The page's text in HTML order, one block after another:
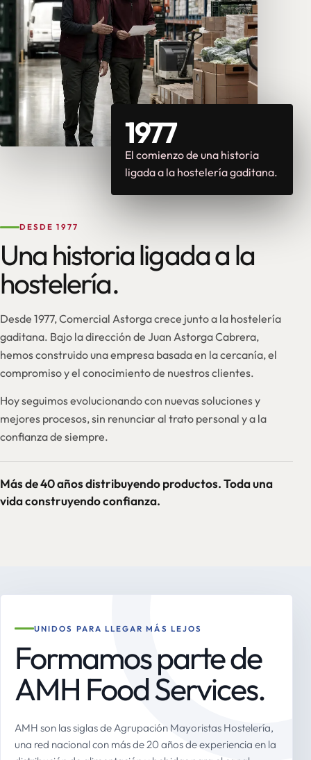
1977
El comienzo de una historia
ligada a la hostelería gaditana.
DESDE 1977
Una historia ligada a la
hostelería.
Desde 1977, Comercial Astorga crece junto a la hostelería
gaditana. Bajo la dirección de Juan Astorga Cabrera,
hemos construido una empresa basada en la cercanía, el
compromiso y el conocimiento de nuestros clientes.
Hoy seguimos evolucionando con nuevas soluciones y
mejores procesos, sin renunciar al trato personal y a la
confianza de siempre.
Más de 40 años distribuyendo productos. Toda una
vida construyendo confianza.
UNIDOS PARA LLEGAR MÁS LEJOS
Formamos parte de
AMH Food Services.
AMH son las siglas de Agrupación Mayoristas Hostelería,
una red nacional con más de 20 años de experiencia en la